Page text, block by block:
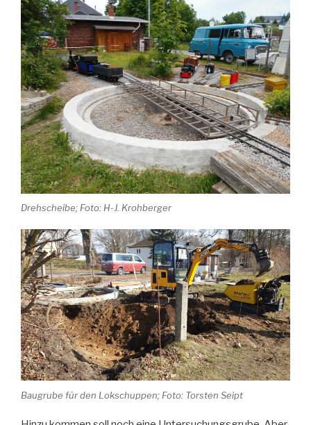
Drehscheibe; Foto: H-J. Krohberger
Baugrube für den Lokschuppen; Foto: Torsten Seipt